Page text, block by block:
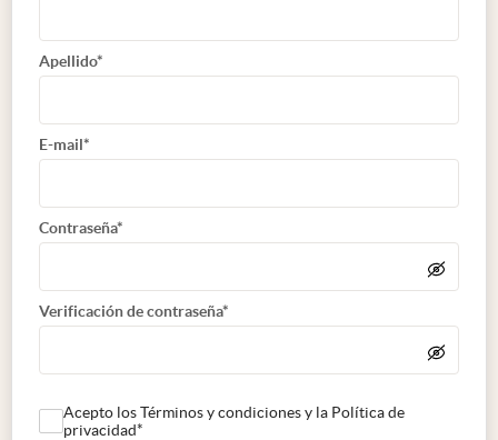
Apellido*
E-mail*
Contraseña*
Verificación de contraseña*
Acepto los Términos y condiciones y la Política de
privacidad*